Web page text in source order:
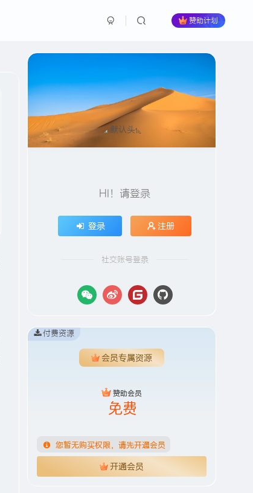
赞助计划
HI！请登录
登录 注册
社交账号登录
付费资源
会员专属资源
赞助会员
免费
您暂无购买权限，请先开通会员
开通会员